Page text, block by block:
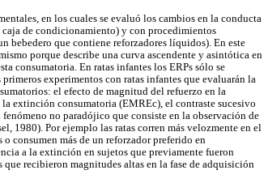
en los cuales se evaluó los cambios en la conducta
de condicionamiento) y con procedimientos
bebedero que contiene reforzadores líquidos). En este
porque describe una curva ascendente y asintótica en
consumatoria. En ratas infantes los ERPs sólo se
experimentos con ratas infantes que evaluarán la
el efecto de magnitud del refuerzo en la
extinción consumatoria (EMREc), el contraste sucesivo
no paradójico que consiste en la observación de
1980). Por ejemplo las ratas corren más velozmente en el
consumen más de un reforzador preferido en
a la extinción en sujetos que previamente fueron
recibieron magnitudes altas en la fase de adquisición